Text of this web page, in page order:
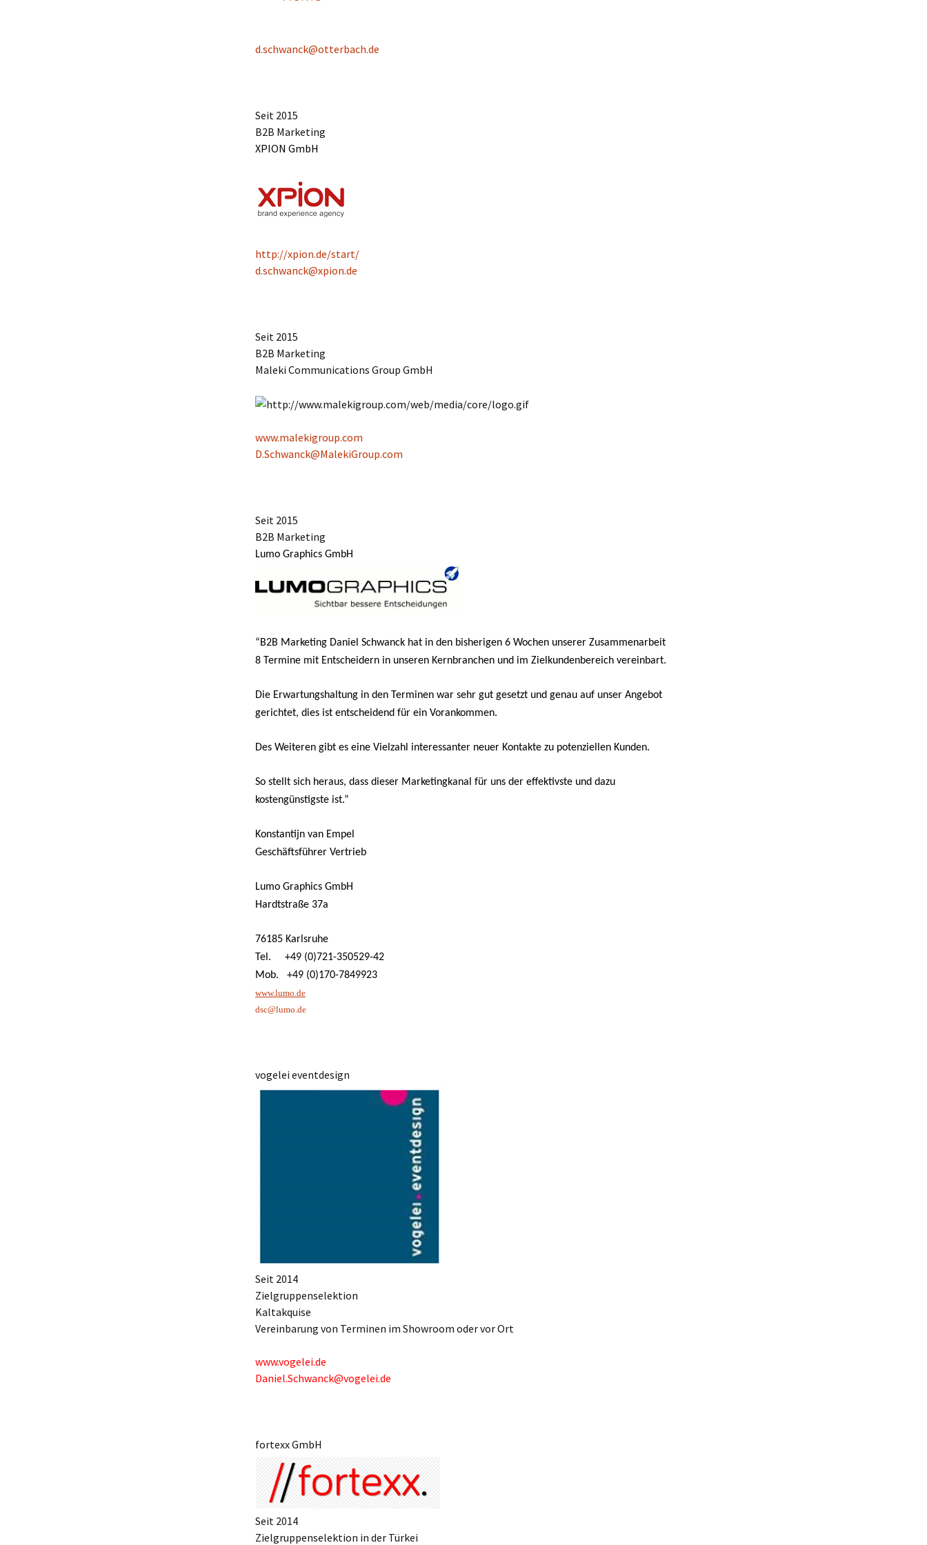
d.schwanck@otterbach.de
Seit 2015
B2B Marketing
XPION GmbH
http://xpion.de/start/
d.schwanck@xpion.de
Seit 2015
B2B Marketing
Maleki Communications Group GmbH
www.malekigroup.com
D.Schwanck@MalekiGroup.com
Seit 2015
B2B Marketing
Lumo Graphics GmbH
“B2B Marketing Daniel Schwanck hat in den bisherigen 6 Wochen unserer Zusammenarbeit
8 Termine mit Entscheidern in unseren Kernbranchen und im Zielkundenbereich vereinbart.
Die Erwartungshaltung in den Terminen war sehr gut gesetzt und genau auf unser Angebot
gerichtet, dies ist entscheidend für ein Vorankommen.
Des Weiteren gibt es eine Vielzahl interessanter neuer Kontakte zu potenziellen Kunden.
So stellt sich heraus, dass dieser Marketingkanal für uns der effektivste und dazu
kostengünstigste ist.”
Konstantijn van Empel
Geschäftsführer Vertrieb
Lumo Graphics GmbH
Hardtstraße 37a
76185 Karlsruhe
Tel. +49 (0)721-350529-42
Mob. +49 (0)170-7849923
www.lumo.de
dsc@lumo.de
vogelei eventdesign
Seit 2014
Zielgruppenselektion
Kaltakquise
Vereinbarung von Terminen im Showroom oder vor Ort
www.vogelei.de
Daniel.Schwanck@vogelei.de
fortexx GmbH
Seit 2014
Zielgruppenselektion in der Türkei